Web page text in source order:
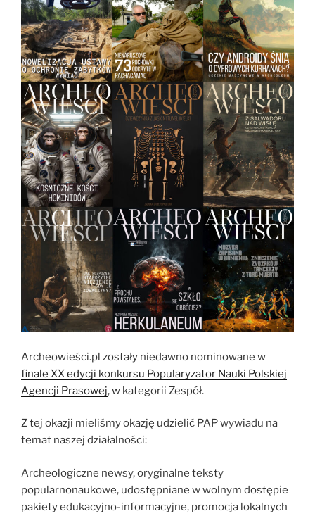
Archeowieści.pl zostały niedawno nominowane w
finale XX edycji konkursu Popularyzator Nauki Polskiej
Agencji Prasowej, w kategorii Zespół.
Z tej okazji mieliśmy okazję udzielić PAP wywiadu na
temat naszej działalności:
Archeologiczne newsy, oryginalne teksty
popularnonaukowe, udostępniane w wolnym dostępie
pakiety edukacyjno-informacyjne, promocja lokalnych